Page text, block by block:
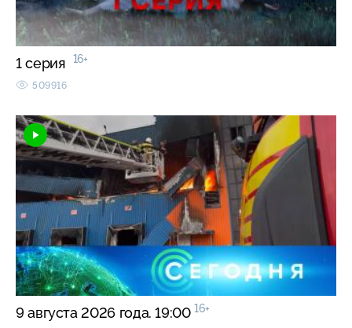
1 серия 16+
509916
9 августа 2026 года. 19:00 16+